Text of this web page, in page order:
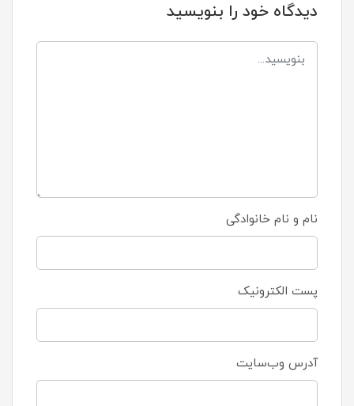
دیدگاه خود را بنویسید
نام و نام خانوادگی
پست الکترونیک
آدرس وب‌سایت